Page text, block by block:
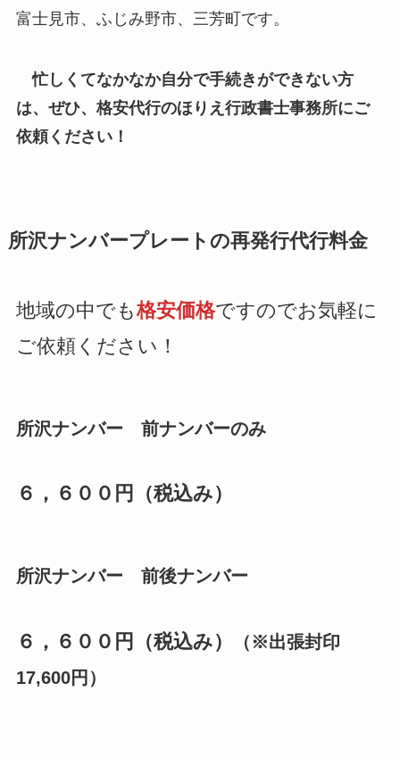
富士見市、ふじみ野市、三芳町です。
忙しくてなかなか自分で手続きができない方
は、ぜひ、格安代行のほりえ行政書士事務所にご
依頼ください！
所沢ナンバープレートの再発行代行料金
地域の中でも格安価格ですのでお気軽に
ご依頼ください！
所沢ナンバー 前ナンバーのみ
６，６００円（税込み）
所沢ナンバー 前後ナンバー
６，６００円（税込み）
（※出張封印
17,600円）